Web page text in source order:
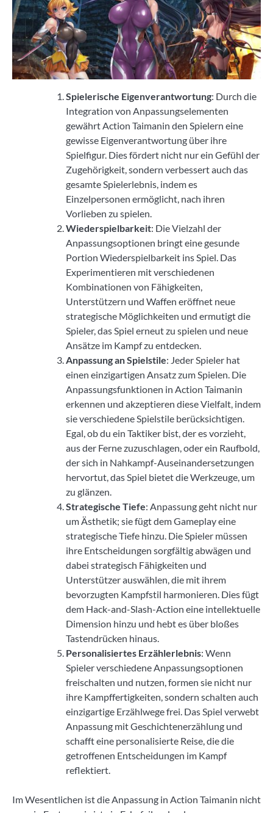
Spielerische Eigenverantwortung: Durch die
Integration von Anpassungselementen
gewährt Action Taimanin den Spielern eine
gewisse Eigenverantwortung über ihre
Spielfigur. Dies fördert nicht nur ein Gefühl der
Zugehörigkeit, sondern verbessert auch das
gesamte Spielerlebnis, indem es
Einzelpersonen ermöglicht, nach ihren
Vorlieben zu spielen.
Wiederspielbarkeit: Die Vielzahl der
Anpassungsoptionen bringt eine gesunde
Portion Wiederspielbarkeit ins Spiel. Das
Experimentieren mit verschiedenen
Kombinationen von Fähigkeiten,
Unterstützern und Waffen eröffnet neue
strategische Möglichkeiten und ermutigt die
Spieler, das Spiel erneut zu spielen und neue
Ansätze im Kampf zu entdecken.
Anpassung an Spielstile: Jeder Spieler hat
einen einzigartigen Ansatz zum Spielen. Die
Anpassungsfunktionen in Action Taimanin
erkennen und akzeptieren diese Vielfalt, indem
sie verschiedene Spielstile berücksichtigen.
Egal, ob du ein Taktiker bist, der es vorzieht,
aus der Ferne zuzuschlagen, oder ein Raufbold,
der sich in Nahkampf-Auseinandersetzungen
hervortut, das Spiel bietet die Werkzeuge, um
zu glänzen.
Strategische Tiefe: Anpassung geht nicht nur
um Ästhetik; sie fügt dem Gameplay eine
strategische Tiefe hinzu. Die Spieler müssen
ihre Entscheidungen sorgfältig abwägen und
dabei strategisch Fähigkeiten und
Unterstützer auswählen, die mit ihrem
bevorzugten Kampfstil harmonieren. Dies fügt
dem Hack-and-Slash-Action eine intellektuelle
Dimension hinzu und hebt es über bloßes
Tastendrücken hinaus.
Personalisiertes Erzählerlebnis: Wenn
Spieler verschiedene Anpassungsoptionen
freischalten und nutzen, formen sie nicht nur
ihre Kampffertigkeiten, sondern schalten auch
einzigartige Erzählwege frei. Das Spiel verwebt
Anpassung mit Geschichtenerzählung und
schafft eine personalisierte Reise, die die
getroffenen Entscheidungen im Kampf
reflektiert.
Im Wesentlichen ist die Anpassung in Action Taimanin nicht